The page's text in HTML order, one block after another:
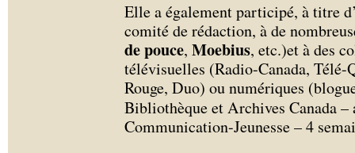
Elle a également participé, à titre
comité de rédaction, à de
de pouce, Moebius, etc.)et à des
télévisuelles (Radio-Canada,
Rouge, Duo) ou numériques
Bibliothèque et Archives Canada –
Communication-Jeunesse – 4